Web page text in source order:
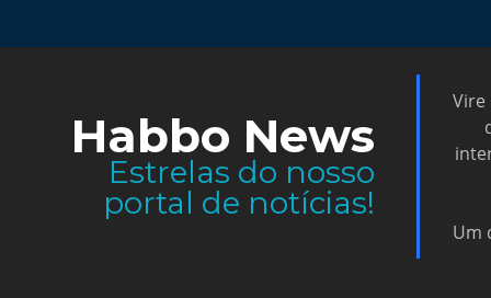
Habbo News
Estrelas do nosso
portal de notícias!
Vire
Um